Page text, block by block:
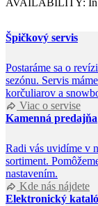
AVAILABILITY:
Špičkový servis
Postaráme sa o
sezónu. Servis
korčuliarov a
Viac o servise
Kamenná predajňa
Radi vás uvidíme v
sortiment.
nastavením.
Kde nás nájdete
Elektronický